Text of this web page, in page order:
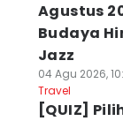
Agustus
Budaya
Jazz
04 Agu 2026,
Travel
[QUIZ]